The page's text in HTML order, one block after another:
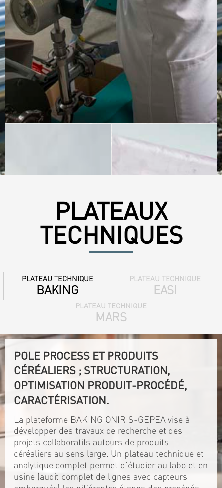
PLATEAUX
TECHNIQUES
PLATEAU TECHNIQUE
BAKING
PLATEAU TECHNIQUE
EASI
PLATEAU TECHNIQUE
MARS
POLE PROCESS ET PRODUITS
CÉRÉALIERS ; STRUCTURATION,
OPTIMISATION PRODUIT-PROCÉDÉ,
CARACTÉRISATION.
La plateforme BAKING ONIRIS-GEPEA vise à
développer des travaux de recherche et des
projets collaboratifs autours de produits
céréaliers au sens large. Un plateau technique et
analytique complet permet d'étudier au labo et en
usine (audit complet de lignes avec capteurs